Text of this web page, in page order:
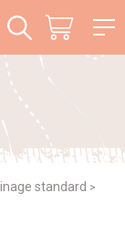
standard >